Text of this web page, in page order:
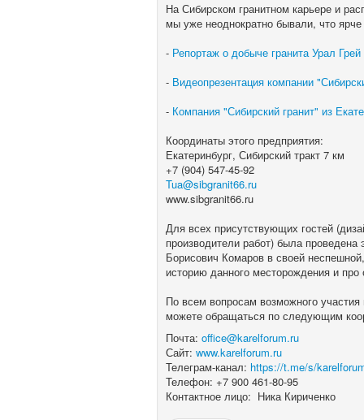
На Сибирском гранитном карьере и
мы уже неоднократно бывали, что
- Репортаж о добыче гранита Урал
- Видеопрезентация компании
- Компания "Сибирский гранит" из
Координаты этого предприятия:
Екатеринбург, Сибирский тракт 7 км
+7 (904) 547-45-92
Tua@sibgranit66.ru
www.sibgranit66.ru
Для всех присутствующих гостей
производители работ) была
Борисович Комаров в своей
историю данного месторождения и
По всем вопросам возможного
можете обращаться по следующим
Почта:office@karelforum.ru
Сайт:www.karelforum.ru
Телеграм-канал: https://t.me/s/
Телефон: +7 900 461-80-95
Контактное лицо: Ника Кириченко